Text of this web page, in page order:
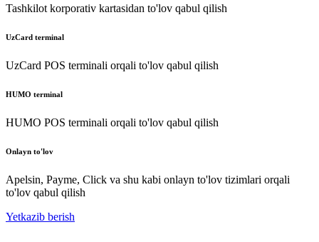
Tashkilot korporativ kartasidan to'lov qabul qilish
UzCard terminal
UzCard POS terminali orqali to'lov qabul qilish
HUMO terminal
HUMO POS terminali orqali to'lov qabul qilish
Onlayn to'lov
Apelsin, Payme, Click va shu kabi onlayn to'lov tizimlari orqali
to'lov qabul qilish
Yetkazib berish